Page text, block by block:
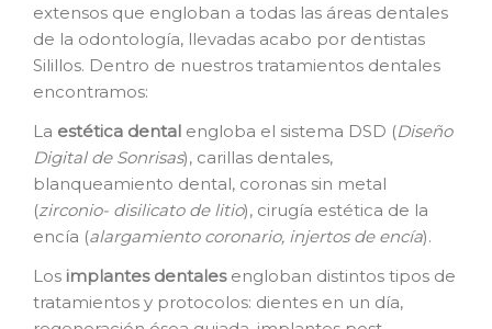
extensos que engloban a todas las áreas dentales
de la odontología, llevadas acabo por dentistas
Silillos. Dentro de nuestros tratamientos dentales
encontramos:
La estética dental engloba el sistema DSD (Diseño
Digital de Sonrisas), carillas dentales,
blanqueamiento dental, coronas sin metal
(zirconio- disilicato de litio), cirugía estética de la
encía (alargamiento coronario, injertos de encía).
Los implantes dentalesengloban distintos tipos de
tratamientos y protocolos: dientes en un día,